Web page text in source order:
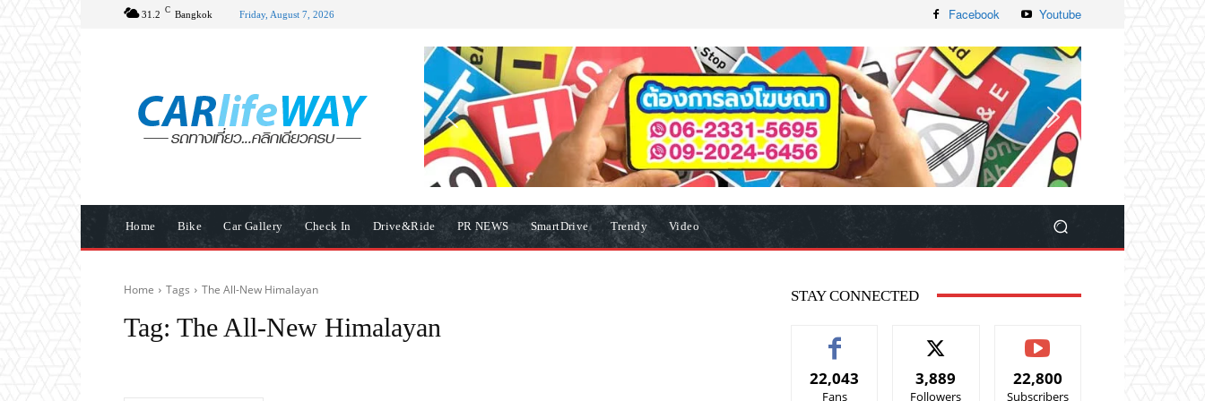
31.2 C Bangkok Friday, August 7, 2026 Facebook Youtube
Home Bike Car Gallery Check In Drive&Ride PR NEWS SmartDrive Trendy Video
Home Tags The All-New Himalayan
Tag: The All-New Himalayan
STAY CONNECTED
22,043
Fans
3,889
Followers
22,800
Subscribers